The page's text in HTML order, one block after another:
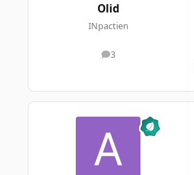
Olid
INpactien
3
messages